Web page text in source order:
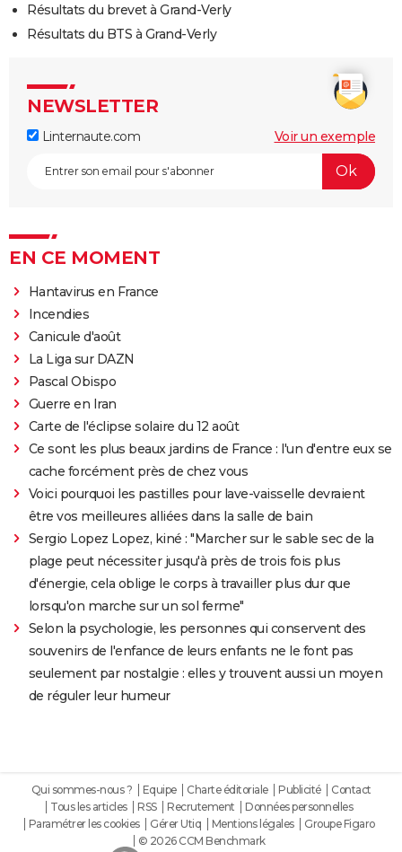
Résultats du brevet à Grand-Verly
Résultats du BTS à Grand-Verly
NEWSLETTER
Linternaute.com Voir un exemple
EN CE MOMENT
Hantavirus en France
Incendies
Canicule d'août
La Liga sur DAZN
Pascal Obispo
Guerre en Iran
Carte de l'éclipse solaire du 12 août
Ce sont les plus beaux jardins de France : l'un d'entre eux se
cache forcément près de chez vous
Voici pourquoi les pastilles pour lave-vaisselle devraient
être vos meilleures alliées dans la salle de bain
Sergio Lopez Lopez, kiné : "Marcher sur le sable sec de la
plage peut nécessiter jusqu'à près de trois fois plus
d'énergie, cela oblige le corps à travailler plus dur que
lorsqu'on marche sur un sol ferme"
Selon la psychologie, les personnes qui conservent des
souvenirs de l'enfance de leurs enfants ne le font pas
seulement par nostalgie : elles y trouvent aussi un moyen
de réguler leur humeur
Qui sommes-nous ? Equipe Charte éditoriale Publicité
Contact
Tous les articles
RSS Recrutement
Données personnelles
Paramétrer les cookies
Gérer Utiq Mentions légales
Groupe Figaro
© 2026 CCM Benchmark